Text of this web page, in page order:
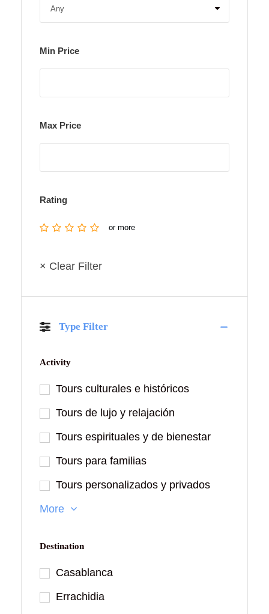
Min Price
Max Price
Rating
or more
× Clear Filter
Type Filter
Activity
Tours culturales e históricos
Tours de lujo y relajación
Tours espirituales y de bienestar
Tours para familias
Tours personalizados y privados
More
Destination
Casablanca
Errachidia